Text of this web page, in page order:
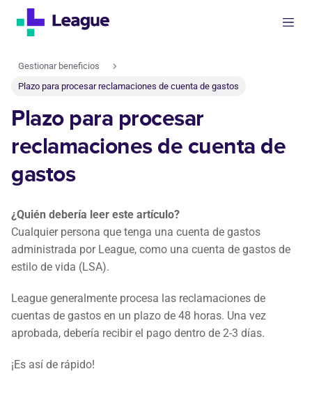
Gestionar beneficios
Plazo para procesar reclamaciones de cuenta de gastos
Plazo para procesar
reclamaciones de cuenta de
gastos
¿Quién debería leer este artículo?
Cualquier persona que tenga una cuenta de gastos
administrada por League, como una cuenta de gastos de
estilo de vida (LSA).
League generalmente procesa las reclamaciones de
cuentas de gastos en un plazo de 48 horas. Una vez
aprobada, debería recibir el pago dentro de 2-3 días.
¡Es así de rápido!